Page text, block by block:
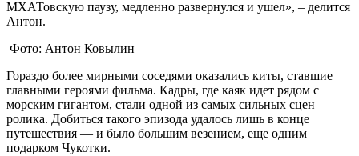
МХАТовскую паузу, медленно развернулся и ушел», – делится
Антон.
Фото: Антон Ковылин
Гораздо более мирными соседями оказались киты, ставшие
главными героями фильма. Кадры, где каяк идет рядом с
морским гигантом, стали одной из самых сильных сцен
ролика. Добиться такого эпизода удалось лишь в конце
путешествия — и было большим везением, еще одним
подарком Чукотки.